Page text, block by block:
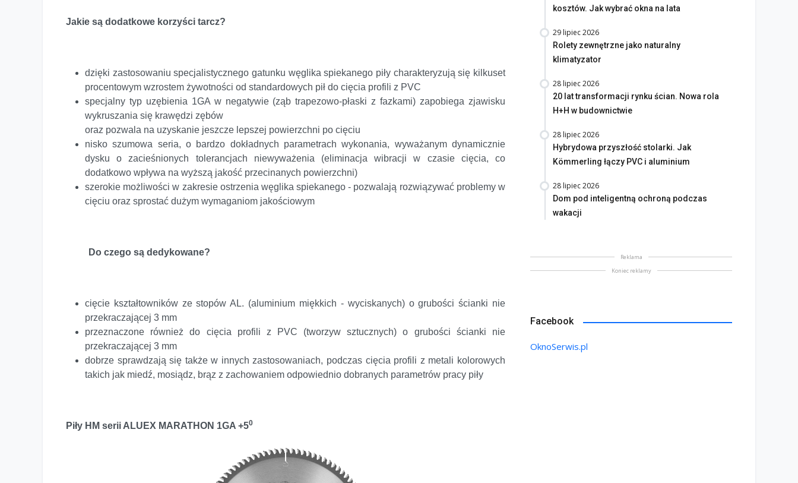
Jakie są dodatkowe korzyści tarcz?
dzięki zastosowaniu specjalistycznego gatunku węglika spiekanego piły charakteryzują się kilkuset
procentowym wzrostem żywotności od standardowych pił do cięcia profili z PVC
specjalny typ uzębienia 1GA w negatywie (ząb trapezowo-płaski z fazkami) zapobiega zjawisku
wykruszania się krawędzi zębów
oraz pozwala na uzyskanie jeszcze lepszej powierzchni po cięciu
nisko szumowa seria, o bardzo dokładnych parametrach wykonania, wyważanym dynamicznie
dysku o zacieśnionych tolerancjach niewyważenia (eliminacja wibracji w czasie cięcia, co
dodatkowo wpływa na wyższą jakość przecinanych powierzchni)
szerokie możliwości w zakresie ostrzenia węglika spiekanego - pozwalają rozwiązywać problemy w
cięciu oraz sprostać dużym wymaganiom jakościowym
Do czego są dedykowane?
cięcie kształtowników ze stopów AL. (aluminium miękkich - wyciskanych) o grubości ścianki nie
przekraczającej 3 mm
przeznaczone również do cięcia profili z PVC (tworzyw sztucznych) o grubości ścianki nie
przekraczającej 3 mm
dobrze sprawdzają się także w innych zastosowaniach, podczas cięcia profili z metali kolorowych
takich jak miedź, mosiądz, brąz z zachowaniem odpowiednio dobranych parametrów pracy piły
Piły HM serii ALUEX MARATHON 1GA +50
kosztów. Jak wybrać okna na lata
29 lipiec 2026
Rolety zewnętrzne jako naturalny
klimatyzator
28 lipiec 2026
20 lat transformacji rynku ścian. Nowa rola
H+H w budownictwie
28 lipiec 2026
Hybrydowa przyszłość stolarki. Jak
Kömmerling łączy PVC i aluminium
28 lipiec 2026
Dom pod inteligentną ochroną podczas
wakacji
Reklama
Koniec reklamy
Facebook
OknoSerwis.pl